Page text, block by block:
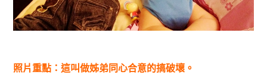
照片重點：這叫做姊弟同心合意的搞破壞。